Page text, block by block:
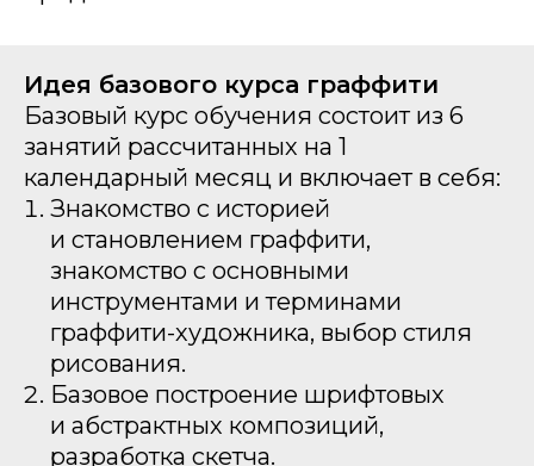
Идея базового курса граффити
Базовый курс обучения состоит из 6
занятий рассчитанных на 1
календарный месяц и включает в себя:
Знакомство с историей
и становлением граффити,
знакомство с основными
инструментами и терминами
граффити-художника, выбор стиля
рисования.
Базовое построение шрифтовых
и абстрактных композиций,
разработка скетча.